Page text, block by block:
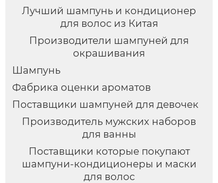
Лучший шампунь и кондиционер
для волос из Китая
Производители шампуней для
окрашивания
Шампунь
Фабрика оценки ароматов
Поставщики шампуней для девочек
Производитель мужских наборов
для ванны
Поставщики которые покупают
шампуни-кондиционеры и маски
для волос